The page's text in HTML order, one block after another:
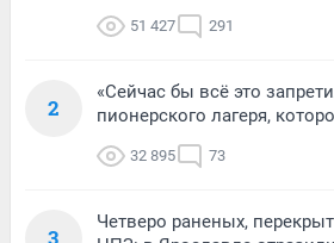
51 427 291
2
«Сейчас бы всё это
пионерского лагеря,
32 895 73
Четверо раненых,